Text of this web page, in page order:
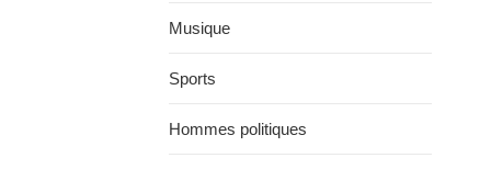
Musique
Sports
Hommes politiques